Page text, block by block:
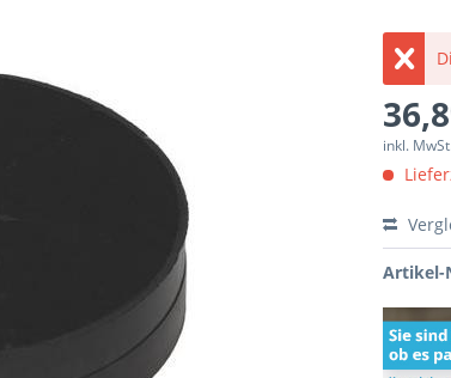
inkl.
Artikel-